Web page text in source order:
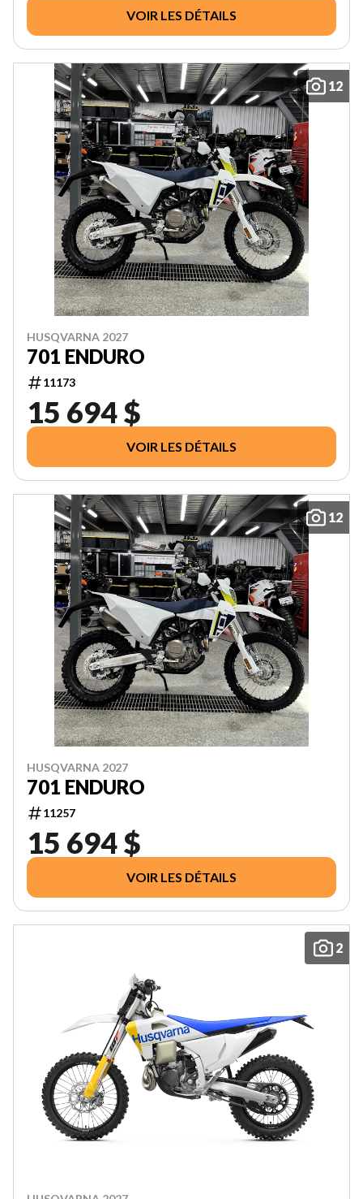
VOIR LES DÉTAILS
12
HUSQVARNA 2027
701 ENDURO
11173
15 694 $
VOIR LES DÉTAILS
12
HUSQVARNA 2027
701 ENDURO
11257
15 694 $
VOIR LES DÉTAILS
2